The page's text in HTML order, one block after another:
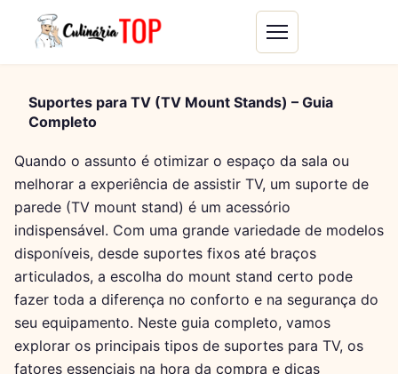
Suportes para TV (TV Mount Stands) – Guia
Completo
Quando o assunto é otimizar o espaço da sala ou
melhorar a experiência de assistir TV, um suporte de
parede (TV mount stand) é um acessório
indispensável. Com uma grande variedade de modelos
disponíveis, desde suportes fixos até braços
articulados, a escolha do mount stand certo pode
fazer toda a diferença no conforto e na segurança do
seu equipamento. Neste guia completo, vamos
explorar os principais tipos de suportes para TV, os
fatores essenciais na hora da compra e dicas